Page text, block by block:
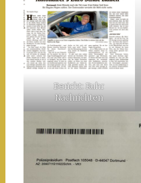
Bericht: Ruhr
Nachrichten